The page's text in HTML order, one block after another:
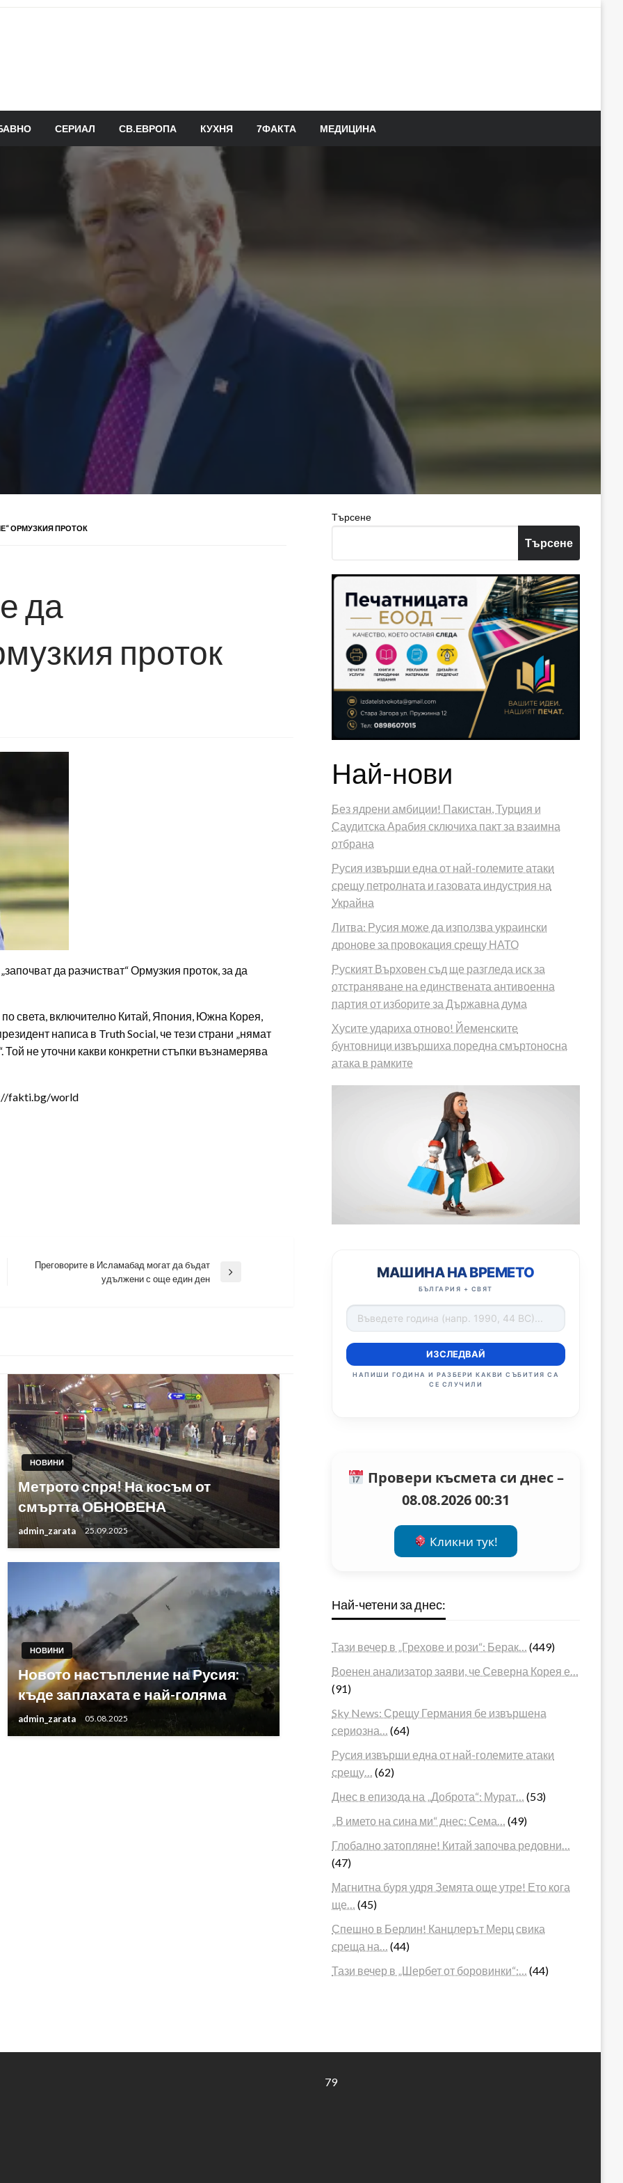
СЕРИАЛ СВ.ЕВРОПА КУХНЯ 7ФАКТА МЕДИЦИНА
ОРМУЗКИЯ ПРОТОК
да
проток
да разчистват“ Ормузкия проток, за да
света, включително Китай, Япония, Южна Корея,
написа в Truth Social, че тези страни „нямат
не уточни какви конкретни стъпки възнамерява
fakti.bg/world
Преговорите в Исламабад могат да бъдат
удължени с още един ден
НОВИНИ
Метрото спря! На косъм от
смъртта ОБНОВЕНА
admin_zarata 25.09.2025
НОВИНИ
Новото настъпление на Русия:
къде заплахата е най-голяма
admin_zarata 05.08.2025
Търсене
Търсене
Най-нови
Без ядрени амбиции! Пакистан, Турция и
Саудитска Арабия сключиха пакт за взаимна
отбрана
Русия извърши една от най-големите атаки
срещу петролната и газовата индустрия на
Украйна
Литва: Русия може да използва украински
дронове за провокация срещу НАТО
Руският Върховен съд ще разгледа иск за
отстраняване на единствената антивоенна
партия от изборите за Държавна дума
Хусите удариха отново! Йеменските
бунтовници извършиха поредна смъртоносна
атака в рамките
МАШИНА НА ВРЕМЕТО
БЪЛГАРИЯ + СВЯТ
ИЗСЛЕДВАЙ
НАПИШИ ГОДИНА И РАЗБЕРИ КАКВИ СЪБИТИЯ СА
СЕ СЛУЧИЛИ
Провери късмета си днес –
08.08.2026 00:31
Кликни тук!
Най-четени за днес:
Тази вечер в „Грехове и рози“: Берак…
(449)
Военен анализатор заяви, че Северна Корея е…
(91)
Sky News: Срещу Германия бе извършена
сериозна…
(64)
Русия извърши една от най-големите атаки
срещу…
(62)
Днес в епизода на „Доброта“: Мурат…
(53)
„В името на сина ми“ днес: Сема…
(49)
Глобално затопляне! Китай започва редовни…
(47)
Магнитна буря удря Земята още утре! Ето кога
ще…
(45)
Спешно в Берлин! Канцлерът Мерц свика
среща на…
(44)
Тази вечер в „Шербет от боровинки“:…
(44)
79